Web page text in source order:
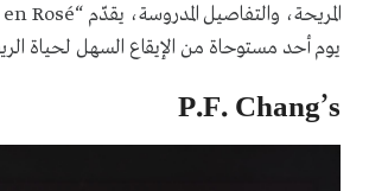
يوم أحد مستوحاة من الإيقاع السهل لحياة
P.F. Chang’s